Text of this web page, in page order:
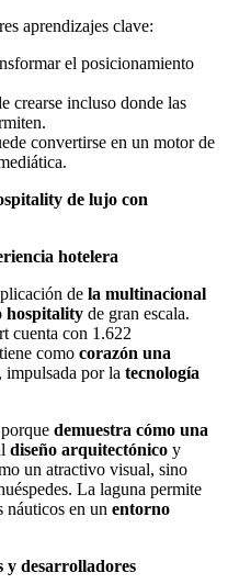
aprendizajes clave:
el posicionamiento
crearse incluso donde las
convertirse en un motor de
de lujo con
hotelera
de la multinacional
hospitality de gran escala.
cuenta con 1.622
como corazón una
, impulsada por la tecnología
demuestra cómo una
diseño arquitectónico y
un atractivo visual, sino
La laguna permite
náuticos en un entorno
y desarrolladores